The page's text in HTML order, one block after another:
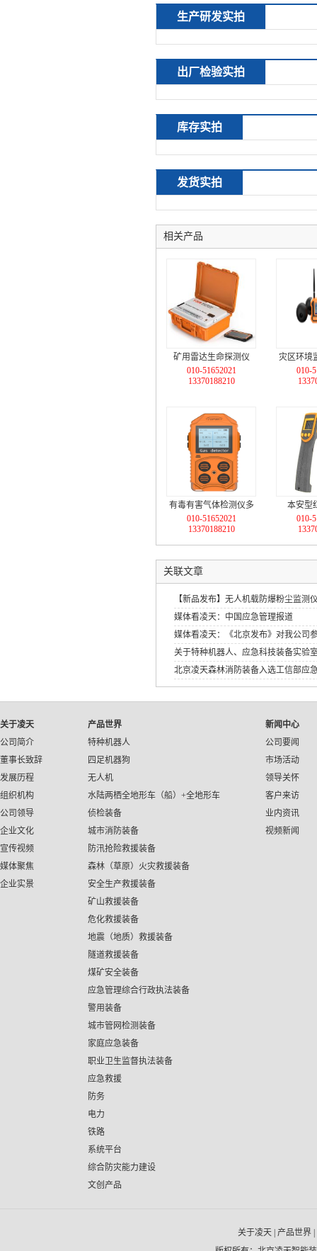
生产研发实拍
出厂检验实拍
库存实拍
发货实拍
相关产品
矿用雷达生命探测仪
（二维，探测42米，电
010-51652021
13370188210
灾区环境
证+煤矿
010-
有毒有害气体检测仪多
参数气体测定器
010-51652021
13370188210
本安型
010-
关联文章
【新品发布】无人机载防爆粉尘监测
媒体看凌天：中国应急管理报道
媒体看凌天：《北京发布》对我公司
关于特种机器人、应急科技装备实验
北京凌天森林消防装备入选工信部应
应急装备应用试点示范工程》
关于凌天
公司简介
董事长致辞
发展历程
组织机构
公司领导
企业文化
宣传视频
媒体聚焦
企业实景
产品世界
特种机器人
四足机器狗
无人机
水陆两栖全地形车（船）+全地形车
侦检装备
城市消防装备
防汛抢险救援装备
森林（草原）火灾救援装备
安全生产救援装备
矿山救援装备
危化救援装备
地震（地质）救援装备
隧道救援装备
煤矿安全装备
应急管理综合行政执法装备
警用装备
城市管网检测装备
家庭应急装备
职业卫生监督执法装备
应急救援
防务
电力
铁路
系统平台
综合防灾能力建设
文创产品
新闻中心
公司要闻
市场活动
领导关怀
客户来访
业内资讯
视频新闻
关于凌天 产品世界